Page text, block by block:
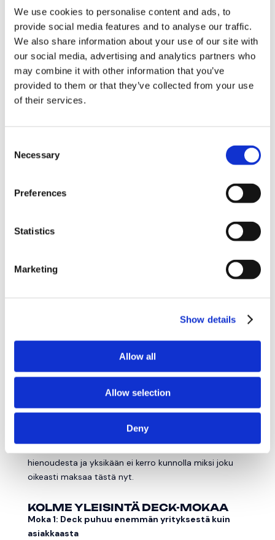
We use cookies to personalise content and ads, to
provide social media features and to analyse our traffic.
We also share information about your use of our site with
our social media, advertising and analytics partners who
may combine it with other information that you’ve
provided to them or that they’ve collected from your use
of their services.
Selection
Necessary
Preferences
Statistics
Marketing
Show details
Allow all
Allow selection
Deny
Miksi tämä markkinaikkuna on auki juuri nyt?
Asiakas ja markkina
Kenelle myytte ensin ja miksi juuri heille?
Traction
GTM
Miten kasvusta tehdään toistettavaa?
Miksi ette ole vain yksi vaihtoehto muiden joukossa?
Mutta se on huomattavasti parempi kuin 18 slidea,
hienoudesta ja yksikään ei kerro kunnolla miksi joku
oikeasti maksaa tästä nyt.
KOLME YLEISINTÄ DECK-MOKAA
Moka 1: Deck puhuu enemmän yrityksestä kuin
asiakkaasta